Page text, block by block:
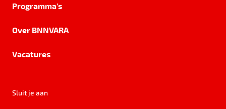
Programma's
Over BNNVARA
Vacatures
Sluit je aan